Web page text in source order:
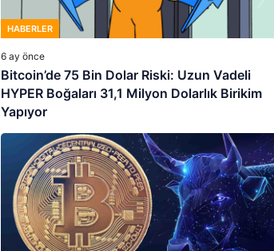
HABERLER
6 ay önce
Bitcoin’de 75 Bin Dolar Riski: Uzun Vadeli
HYPER Boğaları 31,1 Milyon Dolarlık Birikim
Yapıyor